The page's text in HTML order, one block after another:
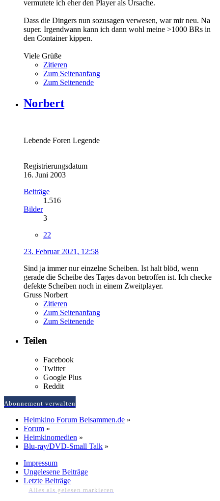
vermutete ich eher den Player als Ursache.
Dass die Dingers nun sozusagen verwesen, war mir neu. Na
super. Irgendwann kann ich dann wohl meine >1000 BRs in
den Container kippen.
Viele Grüße
Zitieren
Zum Seitenanfang
Zum Seitenende
Norbert
Lebende Foren Legende
Registrierungsdatum
16. Juni 2003
Beiträge
1.516
Bilder
3
22
23. Februar 2021, 12:58
Sind ja immer nur einzelne Scheiben. Ist halt blöd, wenn
gerade die Scheibe des Tages davon betroffen ist. Ich checke
defekte Scheiben noch in einem Zweitplayer.
Gruss Norbert
Zitieren
Zum Seitenanfang
Zum Seitenende
Teilen
Facebook
Twitter
Google Plus
Reddit
Abonnement verwalten
Heimkino Forum Beisammen.de »
Forum »
Heimkinomedien »
Blu-ray/DVD-Small Talk »
Impressum
Ungelesene Beiträge
Letzte Beiträge
Alles als gelesen markieren